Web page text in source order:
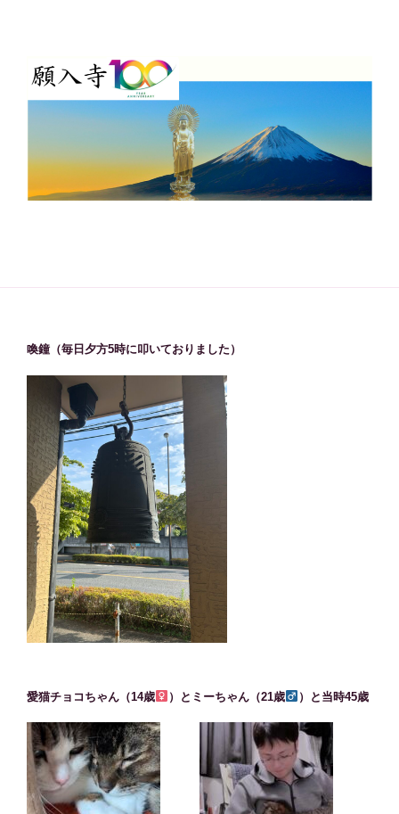
喚鐘（毎日夕方5時に叩いておりました）
愛猫チョコちゃん（14歳 ）とミーちゃん（21歳 ）と当時45歳